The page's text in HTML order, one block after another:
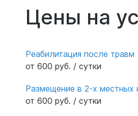
искренние слова
Цены на
Реабилитация после травм
от 600 руб. / сутки
Размещение в 2-х местных
от 600 руб. / сутки